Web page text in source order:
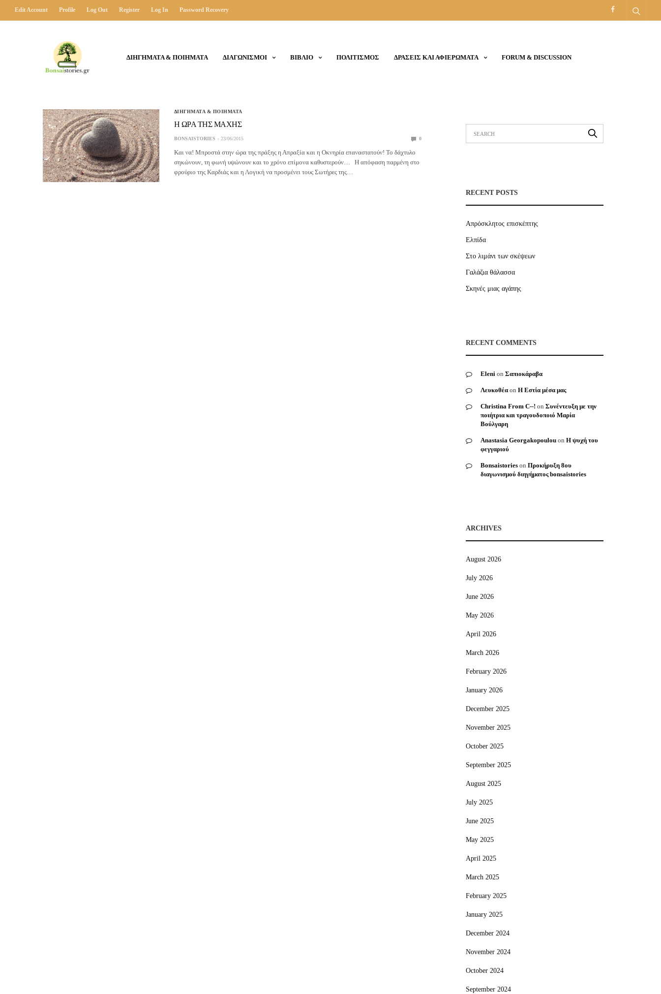
Edit Account Profile Log Out Register Log In Password Recovery
ΔΙΗΓΗΜΑΤΑ & ΠΟΙΗΜΑΤΑ ΔΙΑΓΩΝΙΣΜΟΙ ΒΙΒΛΙΟ ΠΟΛΙΤΙΣΜΟΣ ΔΡΑΣΕΙΣ ΚΑΙ ΑΦΙΕΡΩΜΑΤΑ FORUM & DISCUSSION
ΔΙΗΓΗΜΑΤΑ & ΠΟΙΗΜΑΤΑ
Η ΩΡΑ ΤΗΣ ΜΑΧΗΣ
BONSAISTORIES 23/06/2015 0
Και να! Μπροστά στην ώρα της πράξης η Απραξία και η Οκνηρία επαναστατούν! Το δάχτυλο
σηκώνουν, τη φωνή υψώνουν και το χρόνο επίμονα καθυστερούν… Η απόφαση παρμένη στο
φρούριο της Καρδιάς και η Λογική να προσμένει τους Σωτήρες της…
RECENT POSTS
Απρόσκλητος επισκέπτης
Ελπίδα
Στο λιμάνι των σκέψεων
Γαλάζια θάλασσα
Σκηνές μιας αγάπης
RECENT COMMENTS
Eleni on Σαπιοκάραβα
Λευκοθέα on Η Εστία μέσα μας
Christina From C--! on Συνέντευξη με την
ποιήτρια και τραγουδοποιό Μαρία
Βούλγαρη
Anastasia Georgakopoulou on Η ψυχή του
φεγγαριού
Bonsaistories on Προκήρυξη 8ου
διαγωνισμού διηγήματος bonsaistories
ARCHIVES
August 2026
July 2026
June 2026
May 2026
April 2026
March 2026
February 2026
January 2026
December 2025
November 2025
October 2025
September 2025
August 2025
July 2025
June 2025
May 2025
April 2025
March 2025
February 2025
January 2025
December 2024
November 2024
October 2024
September 2024